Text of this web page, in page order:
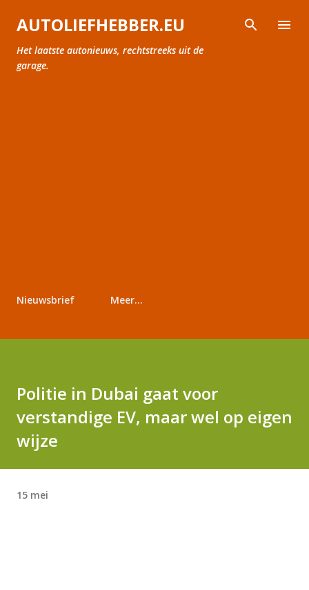
Doorgaan naar hoofdcontent
AUTOLIEFHEBBER.EU
Het laatste autonieuws, rechtstreeks uit de
garage.
Nieuwsbrief Meer…
Politie in Dubai gaat voor
verstandige EV, maar wel op eigen
wijze
15 mei